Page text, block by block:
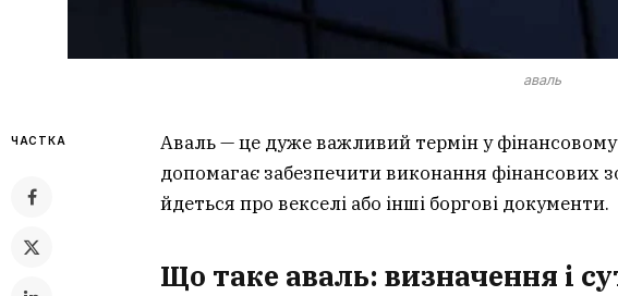
аваль
ЧАСТКА
Аваль — це дуже важливий термін у фінансовому
допомагає забезпечити виконання фінансових
йдеться про векселі або інші боргові документи.
Що таке аваль: визначення і